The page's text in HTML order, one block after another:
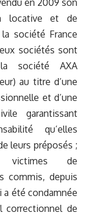
en 2009 son
locative et de
société France
sociétés sont
société AXA
au titre d’une
et d’une
garantissant
qu’elles
leurs préposés ;
de
commis, depuis
a été condamnée
correctionnel de